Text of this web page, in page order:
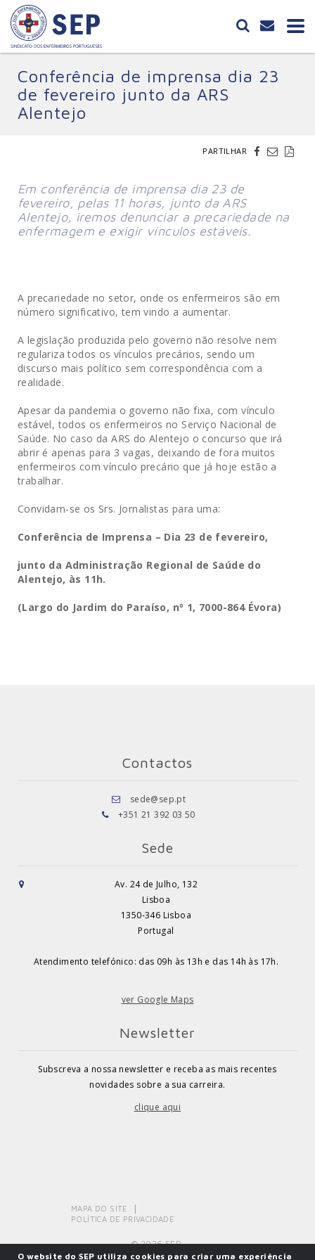
Conferência de imprensa dia 23
de fevereiro junto da ARS
Alentejo
PARTILHAR
Em conferência de imprensa dia 23 de
fevereiro, pelas 11 horas, junto da ARS
Alentejo, iremos denunciar a precariedade na
enfermagem e exigir vínculos estáveis.
A precariedade no setor, onde os enfermeiros são em
número significativo, tem vindo a aumentar.
A legislação produzida pelo governo não resolve nem
regulariza todos os vínculos precários, sendo um
discurso mais político sem correspondência com a
realidade.
Apesar da pandemia o governo não fixa, com vínculo
estável, todos os enfermeiros no Serviço Nacional de
Saúde. No caso da ARS do Alentejo o concurso que irá
abrir é apenas para 3 vagas, deixando de fora muitos
enfermeiros com vínculo precário que já hoje estão a
trabalhar.
Convidam-se os Srs. Jornalistas para uma:
Conferência de Imprensa – Dia 23 de fevereiro,
junto da Administração Regional de Saúde do
Alentejo, às 11h.
(Largo do Jardim do Paraíso, nº 1, 7000-864 Évora)
Contactos
sede@sep.pt
+351 21 392 03 50
Sede
Av. 24 de Julho, 132
Lisboa
1350-346 Lisboa
Portugal
Atendimento telefónico: das 09h às 13h e das 14h às 17h.
ver Google Maps
Newsletter
Subscreva a nossa newsletter e receba as mais recentes
novidades sobre a sua carreira.
clique aqui
MAPA DO SITE
POLÍTICA DE PRIVACIDADE
© 2026 SEP.
O website do SEP utiliza cookies para criar uma experiência